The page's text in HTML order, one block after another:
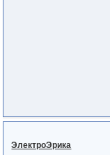
ЭлектроЭрика